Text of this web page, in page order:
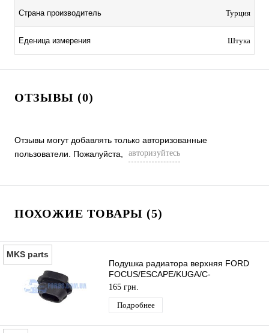
Страна производитель Турция
Еденица измерения Штука
ОТЗЫВЫ (0)
Отзывы могут добавлять только авторизованные
пользователи. Пожалуйста,
авторизуйтесь
ПОХОЖИЕ ТОВАРЫ (5)
MKS parts
Подушка радиатора верхняя FORD
FOCUS/ESCAPE/KUGA/C-
MAX/FIESTA/CONNECT/COURIER
2005- MEKSAN
165 грн.
Подробнее